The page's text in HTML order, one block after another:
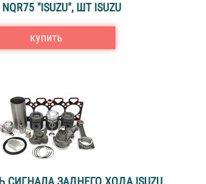
NQR75 "ISUZU", ШТ ISUZU
купить